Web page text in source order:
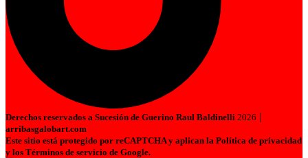
Derechos reservados a Sucesión de Guerino Raul Baldinelli 2026 |
arribasgalobart.com
Este sitio está protegido por reCAPTCHA y aplican la Política de privacidad
y los Términos de servicio de Google.